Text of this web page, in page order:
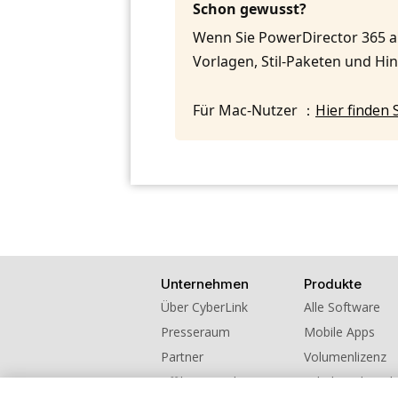
Schon gewusst?
Wenn Sie PowerDirector 365
Vorlagen, Stil-Paketen und
Für Mac-Nutzer ： Hier finden
Unternehmen
Über CyberLink
Presseraum
Partner
Affiliate werden
Produkte
Alle Software
Mobile Apps
Volumenlizenz
Schul- und